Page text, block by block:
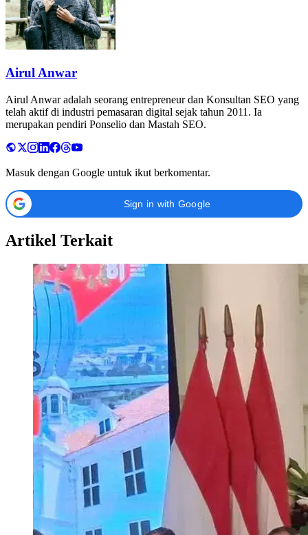
Airul Anwar
Airul Anwar adalah seorang entrepreneur dan Konsultan SEO yang
telah aktif di industri pemasaran digital sejak tahun 2011. Ia
merupakan pendiri Ponselio dan Mastah SEO.
Masuk dengan Google untuk ikut berkomentar.
Sign in with Google
Artikel Terkait